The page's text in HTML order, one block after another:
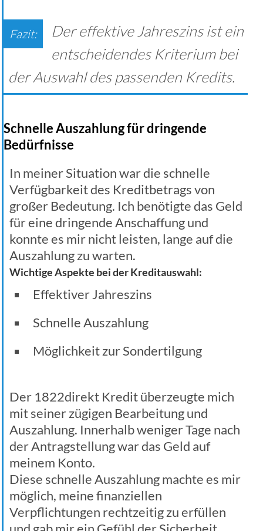
Der effektive Jahreszins ist ein
entscheidendes Kriterium bei
der Auswahl des passenden Kredits.
Schnelle Auszahlung für dringende
Bedürfnisse
In meiner Situation war die schnelle
Verfügbarkeit des Kreditbetrags von
großer Bedeutung. Ich benötigte das Geld
für eine dringende Anschaffung und
konnte es mir nicht leisten, lange auf die
Auszahlung zu warten.
Wichtige Aspekte bei der Kreditauswahl:
Effektiver Jahreszins
Schnelle Auszahlung
Möglichkeit zur Sondertilgung
Der 1822direkt Kredit überzeugte mich
mit seiner zügigen Bearbeitung und
Auszahlung. Innerhalb weniger Tage nach
der Antragstellung war das Geld auf
meinem Konto.
Diese schnelle Auszahlung machte es mir
möglich, meine finanziellen
Verpflichtungen rechtzeitig zu erfüllen